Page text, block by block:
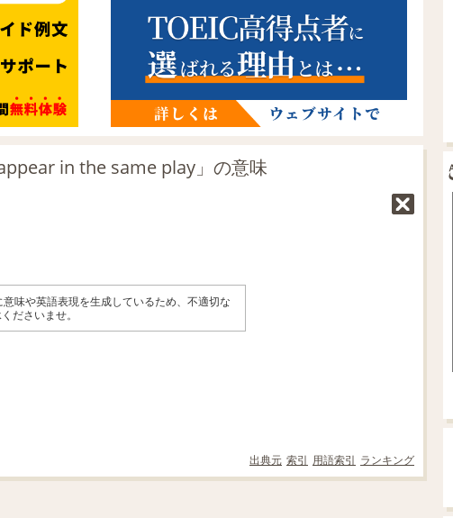
in the same play」の意味
味や英語表現を生成しているため、不適切な
ださいませ。
出典元 索引 用語索引 ランキング